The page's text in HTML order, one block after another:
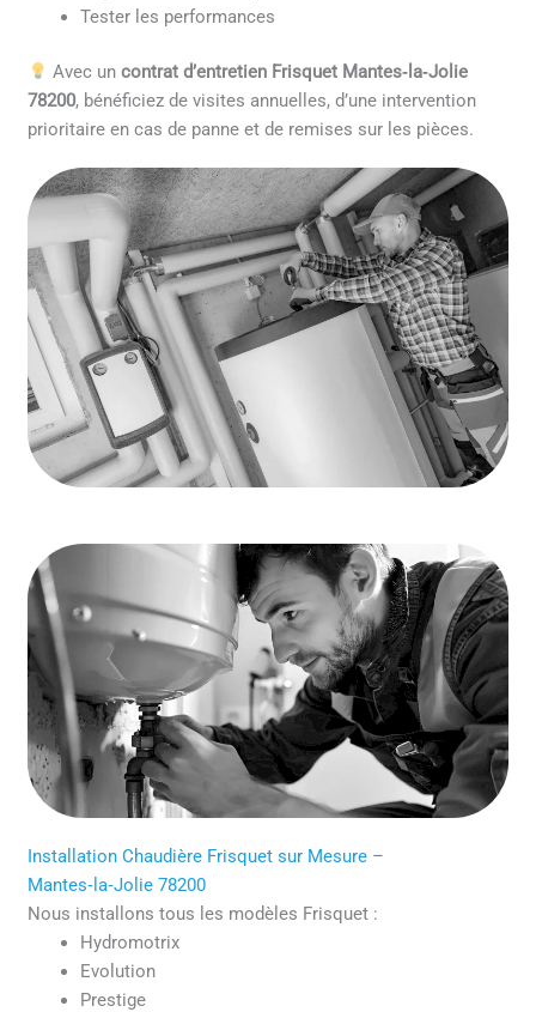
Tester les performances
Avec un contrat d’entretien Frisquet Mantes‑la‑Jolie
78200, bénéficiez de visites annuelles, d’une intervention
prioritaire en cas de panne et de remises sur les pièces.
Installation Chaudière Frisquet sur Mesure –
Mantes‑la‑Jolie 78200
Nous installons tous les modèles Frisquet :
Hydromotrix
Evolution
Prestige